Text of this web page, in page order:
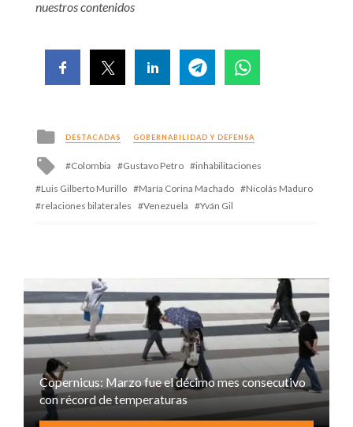
nuestros contenidos
Posted
in
DESTACADAS GOBERNABILIDAD Y DEFENSA
Tagged
Colombia Gustavo Petro
inhabilitaciones
Luis Gilberto Murillo
María Corina Machado
Nicolás Maduro
relaciones bilaterales
Venezuela Yván Gil
Copernicus: Marzo fue el décimo mes consecutivo
con récord de temperaturas